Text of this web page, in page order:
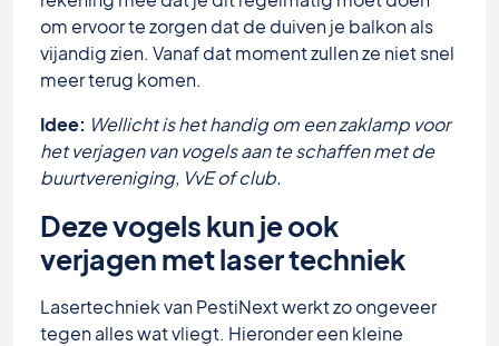
om ervoor te zorgen dat de duiven je balkon als
vijandig zien. Vanaf dat moment zullen ze niet snel
meer terug komen.
Idee: Wellicht is het handig om een zaklamp voor
het verjagen van vogels aan te schaffen met de
buurtvereniging, VvE of club.
Deze vogels kun je ook
verjagen met laser techniek
Lasertechniek van PestiNext werkt zo ongeveer
tegen alles wat vliegt. Hieronder een kleine